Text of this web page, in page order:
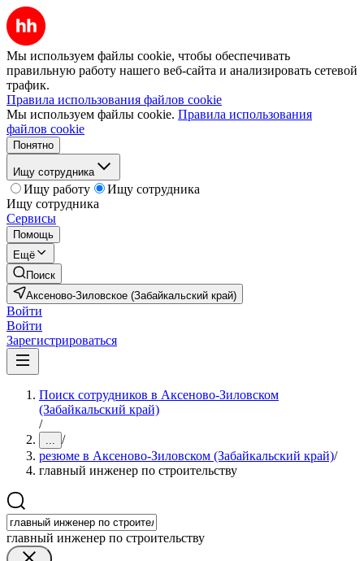
Мы используем файлы cookie, чтобы обеспечивать
правильную работу нашего веб-сайта и анализировать сетевой
трафик.
Правила использования файлов cookie
Мы используем файлы cookie. Правила использования
файлов cookie
Понятно
Ищу сотрудника
Ищу работу
Ищу сотрудника
Ищу сотрудника
Сервисы
Помощь
Ещё
Поиск
Аксеново-Зиловское (Забайкальский край)
Войти
Войти
Зарегистрироваться
Поиск сотрудников в Аксеново-Зиловском
(Забайкальский край)
/
... /
резюме в Аксеново-Зиловском (Забайкальский край)/
главный инженер по строительству
главный инженер по строительству